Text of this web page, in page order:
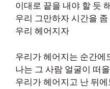
이대로 끝을 내야 할 듯 해
우리 그만하자 시간을 좀
우리 헤어지자
우리가 헤어지는 순간에
나는 그 사람 얼굴이 떠
우리가 헤어지고 난 뒤에